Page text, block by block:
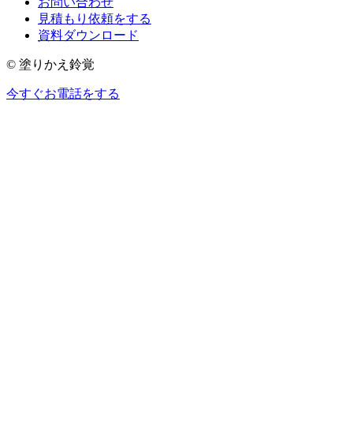
見積もり依頼をする
資料ダウンロード
© 塗りかえ鈴覚
今すぐお電話をする